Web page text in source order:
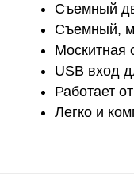
Съемный
Съемный,
Москитная
USB вход
Работает
Легко и